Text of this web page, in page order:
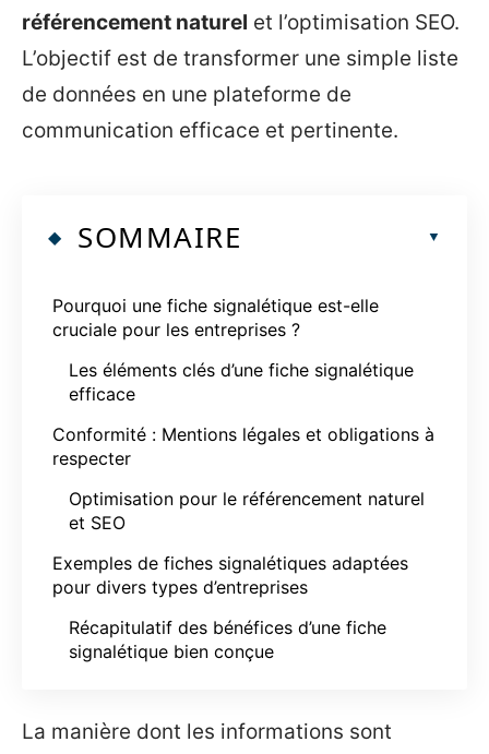
référencement naturel et l’optimisation SEO.
L’objectif est de transformer une simple liste
de données en une plateforme de
communication efficace et pertinente.
SOMMAIRE
Pourquoi une fiche signalétique est-elle
cruciale pour les entreprises ?
Les éléments clés d’une fiche signalétique
efficace
Conformité : Mentions légales et obligations à
respecter
Optimisation pour le référencement naturel
et SEO
Exemples de fiches signalétiques adaptées
pour divers types d’entreprises
Récapitulatif des bénéfices d’une fiche
signalétique bien conçue
La manière dont les informations sont